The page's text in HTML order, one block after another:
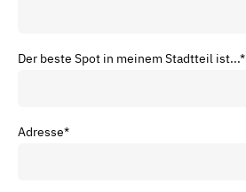
Der beste Spot in meinem Stadtteil ist...*
Adresse*